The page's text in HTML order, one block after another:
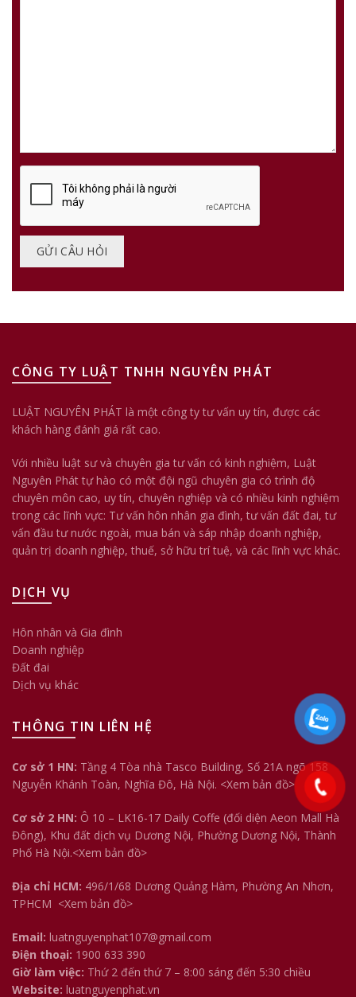
CÔNG TY LUẬT TNHH NGUYÊN PHÁT
LUẬT NGUYÊN PHÁT là một công ty tư vấn uy tín, được các
khách hàng đánh giá rất cao.
Với nhiều luật sư và chuyên gia tư vấn có kinh nghiệm, Luật
Nguyên Phát tự hào có một đội ngũ chuyên gia có trình độ
chuyên môn cao, uy tín, chuyên nghiệp và có nhiều kinh nghiệm
trong các lĩnh vực: Tư vấn hôn nhân gia đình, tư vấn đất đai, tư
vấn đầu tư nước ngoài, mua bán và sáp nhập doanh nghiệp,
quản trị doanh nghiệp, thuế, sở hữu trí tuệ, và các lĩnh vực khác.
DỊCH VỤ
Hôn nhân và Gia đình
Doanh nghiệp
Đất đai
Dịch vụ khác
THÔNG TIN LIÊN HỆ
Cơ sở 1 HN: Tầng 4 Tòa nhà Tasco Building, Số 21A ngõ 158
Nguyễn Khánh Toàn, Nghĩa Đô, Hà Nội. <Xem bản đồ>
Cơ sở 2 HN: Ô 10 – LK16-17 Daily Coffe (đối diện Aeon Mall Hà
Đông), Khu đất dịch vụ Dương Nội, Phường Dương Nội, Thành
Phố Hà Nội.<Xem bản đồ>
Địa chỉ HCM: 496/1/68 Dương Quảng Hàm, Phường An Nhơn,
TPHCM <Xem bản đồ>
Email: luatnguyenphat107@gmail.com
Điện thoại: 1900 633 390
Giờ làm việc: Thứ 2 đến thứ 7 – 8:00 sáng đến 5:30 chiều
Website: luatnguyenphat.vn